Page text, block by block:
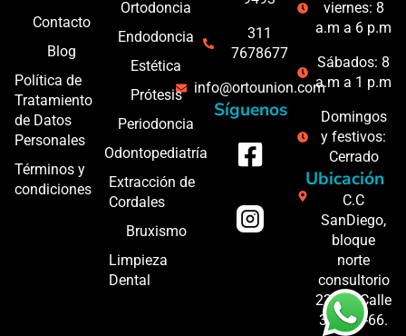
Contacto
Blog
Política de
Tratamiento
de Datos
Personales
Términos y
condiciones
Ortodoncia
Endodoncia
Estética
Prótesis
Periodoncia
Odontopediatría
Extracción de
Cordales
Bruxismo
Limpieza
Dental
311
7678677
info@ortounion.com
Síguenos
viernes: 8
a.m a 6 p.m
Sábados: 8
a.m a 1 p.m
Domingos
y festivos:
Cerrado
Ubicación
C.C
SanDiego,
bloque
norte
consultorio
227A - Calle
34 #43-66.